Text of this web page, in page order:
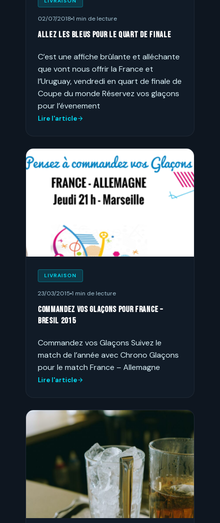
02/07/2018 1 min de lecture
Allez les bleus pour le quart de finale
C’est une affiche brûlante et alléchante
que vont nous offrir la France et
l’Uruguay, vendredi en quart de finale de
Coupe du monde Réservez vos glaçons
pour l’évenement
Lire l'article
LIVRAISON
23/03/2015 1 min de lecture
Commandez vos Glaçons pour France –
Bresil 2015
Commandez vos Glaçons Suivez le
match de l’année avec Chrono Glaçons
pour le match France – Allemagne
Lire l'article